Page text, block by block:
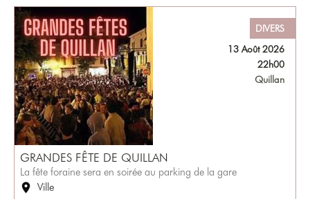
DIVERS
13 Août 2026
22h00
Quillan
GRANDES FÊTE DE QUILLAN
La fête foraine sera en soirée au parking de la gare
Ville